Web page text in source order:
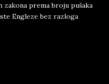
pre­ma bro­ju pu­š­a­ka
En­gle­ze bez raz­lo­ga